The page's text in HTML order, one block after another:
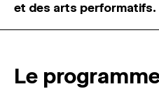
et des arts performatifs.
Le